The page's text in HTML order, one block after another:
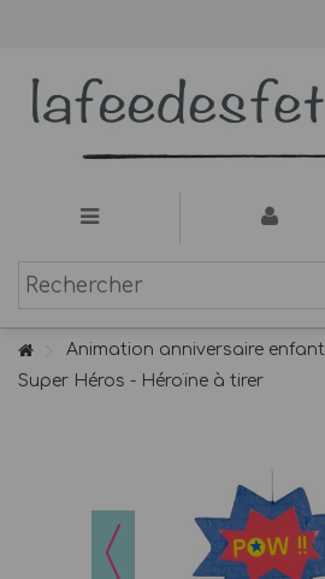
Animation anniversaire enfant
Super Héros - Héroïne à tirer